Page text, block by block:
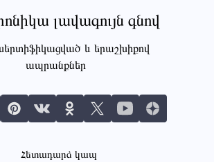
լավագույն գնով
և երաշխիքով
ապրանքներ
Հետադարձ կապ